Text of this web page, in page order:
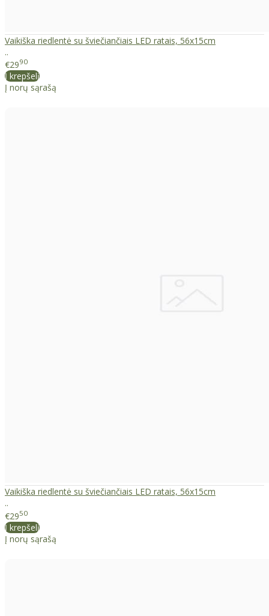
Vaikiška riedlentė su šviečiančiais LED ratais, 56x15cm
..
€2990
Į krepšelį
Į norų sąrašą
Vaikiška riedlentė su šviečiančiais LED ratais, 56x15cm
..
€2950
Į krepšelį
Į norų sąrašą